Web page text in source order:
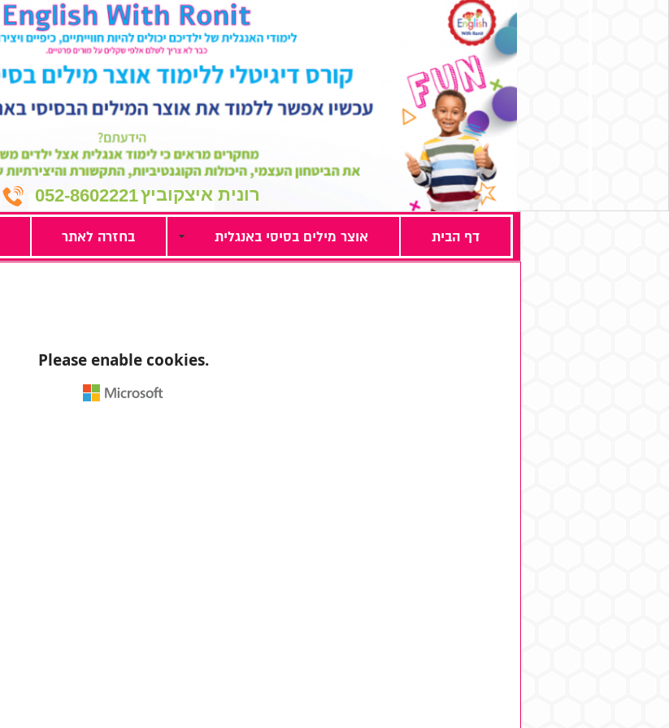
רונית איצקוביץ052-8602221
דף הבית אוצר מילים בסיסי באנגלית בחזרה לאתר